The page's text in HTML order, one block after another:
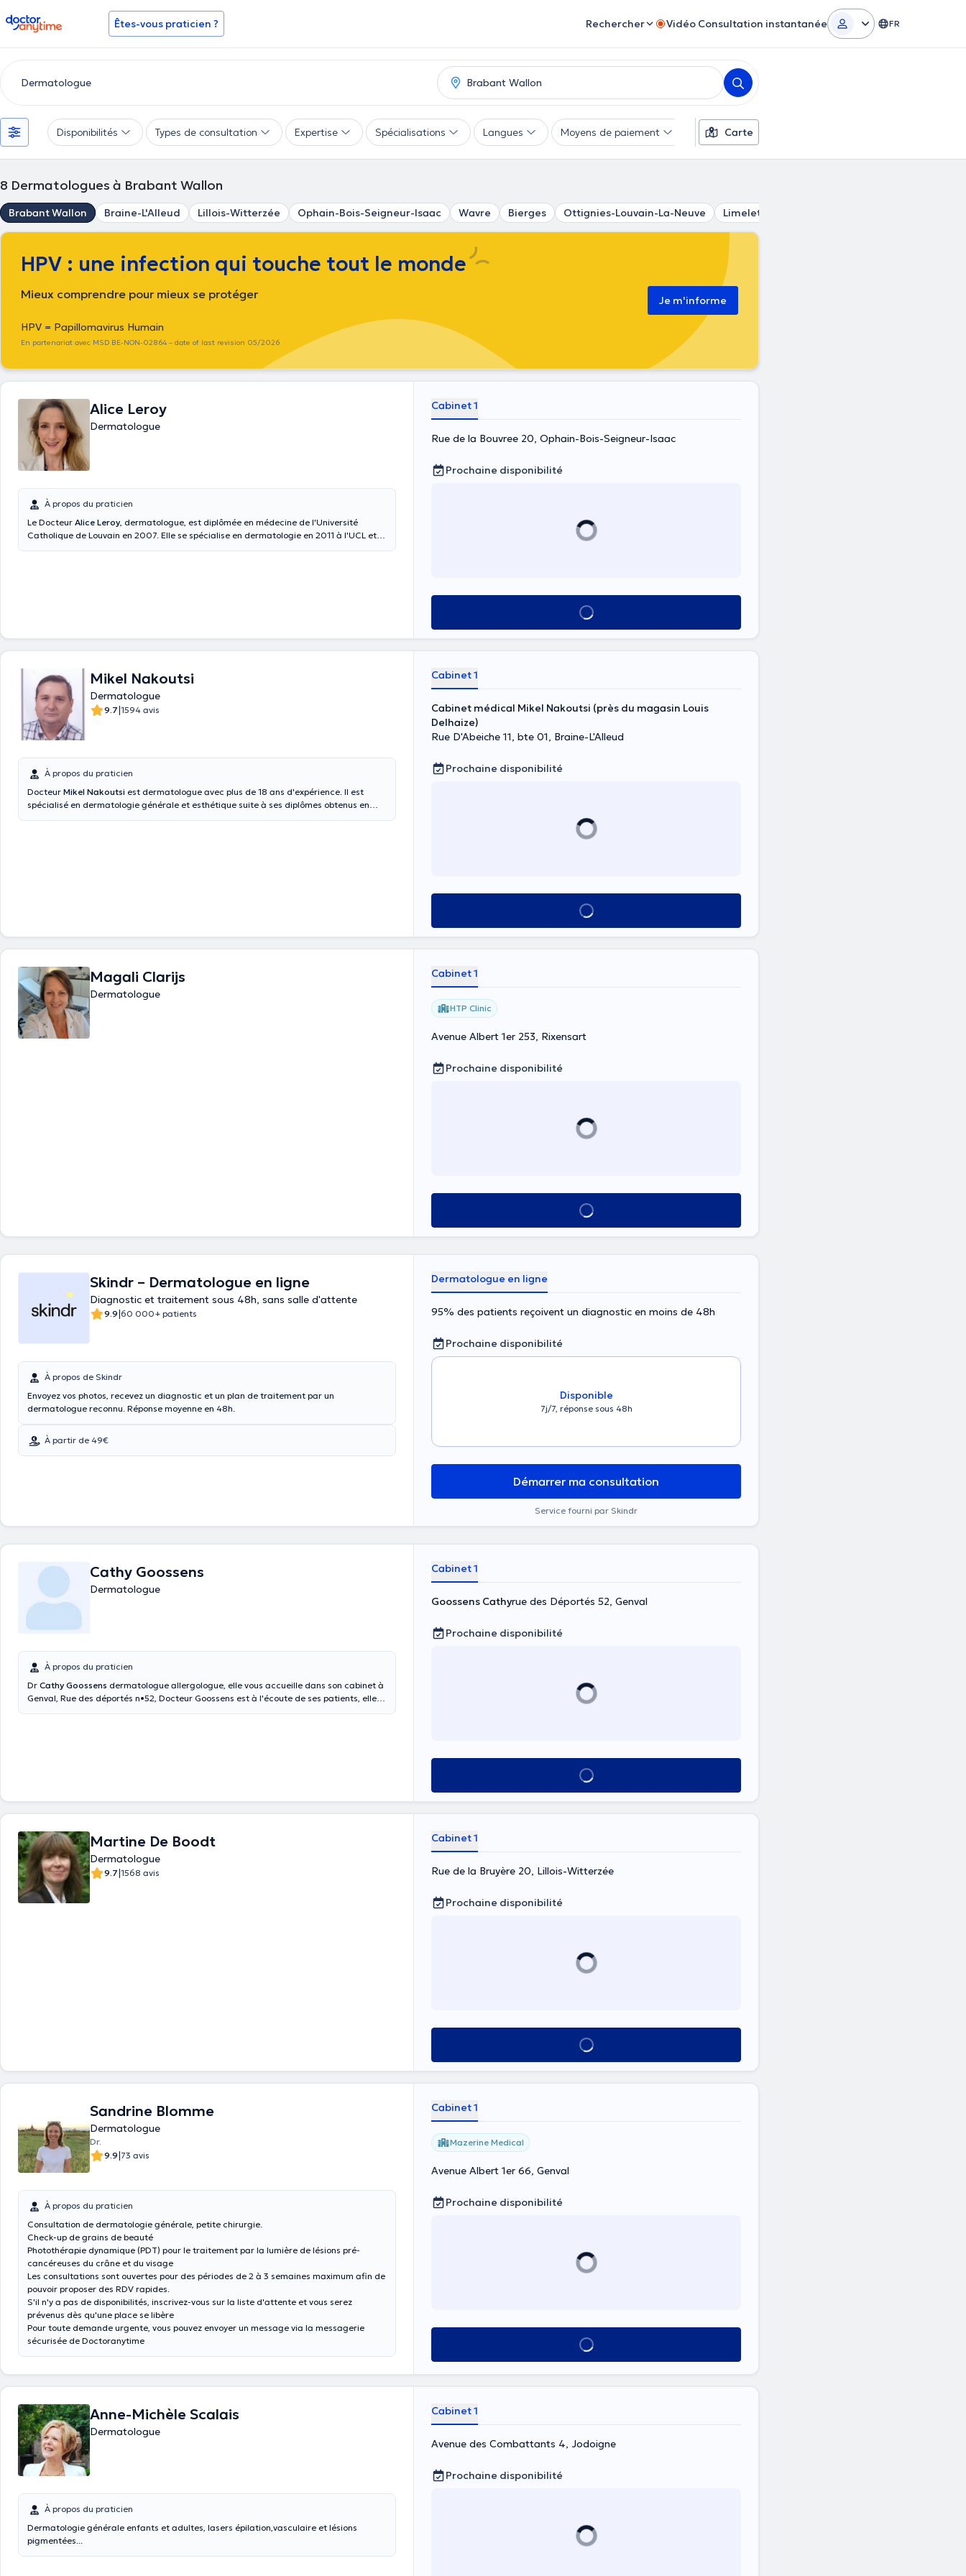
doctoranytime Êtes-vous praticien ? Rechercher Vidéo Consultation instantanée FR
Disponibilités Types de consultation Expertise Spécialisations Langues Moyens de paiement Filtres supplémentaires
Carte
8 Dermatologues à Brabant Wallon
Brabant Wallon Braine-L'Alleud Lillois-Witterzée Ophain-Bois-Seigneur-Isaac Wavre Bierges Ottignies-Louvain-La-Neuve Limelette
HPV : une infection qui touche tout le monde
Mieux comprendre pour mieux se protéger
HPV = Papillomavirus Humain
En partenariat avec MSD BE-NON-02864 – date of last revision 05/2026
Je m'informe
Alice Leroy
Dermatologue
À propos du praticien
Le Docteur Alice Leroy, dermatologue, est diplômée en médecine de l'Université
Catholique de Louvain en 2007. Elle se spécialise en dermatologie en 2011 à l'UCL et
Cabinet 1
Rue de la Bouvree 20, Ophain-Bois-Seigneur-Isaac
Prochaine disponibilité
Voir tout
Mikel Nakoutsi
Dermatologue
9.7|1594 avis
À propos du praticien
Docteur Mikel Nakoutsi est dermatologue avec plus de 18 ans d'expérience. Il est
spécialisé en dermatologie générale et esthétique suite à ses diplômes obtenus en
Cabinet 1
Cabinet médical Mikel Nakoutsi (près du magasin Louis
Delhaize)
Rue D'Abeiche 11, bte 01, Braine-L'Alleud
Prochaine disponibilité
Voir tout
Magali Clarijs
Dermatologue
Cabinet 1
HTP Clinic
Avenue Albert 1er 253, Rixensart
Prochaine disponibilité
Voir tout
Skindr – Dermatologue en ligne
Diagnostic et traitement sous 48h, sans salle d'attente
9.9|60 000+ patients
À propos de Skindr
Envoyez vos photos, recevez un diagnostic et un plan de traitement par un
dermatologue reconnu. Réponse moyenne en 48h.
À partir de 49€
Dermatologue en ligne
95% des patients reçoivent un diagnostic en moins de 48h
Prochaine disponibilité
Disponible
7j/7, réponse sous 48h
Démarrer ma consultation
Service fourni par Skindr
Cathy Goossens
Dermatologue
À propos du praticien
Dr Cathy Goossens dermatologue allergologue, elle vous accueille dans son cabinet à
Genval, Rue des déportés n•52, Docteur Goossens est à l'écoute de ses patients, elle
Cabinet 1
Goossens Cathyrue des Déportés 52, Genval
Prochaine disponibilité
Voir tout
Martine De Boodt
Dermatologue
9.7|1568 avis
Cabinet 1
Rue de la Bruyère 20, Lillois-Witterzée
Prochaine disponibilité
Voir tout
Sandrine Blomme
Dermatologue
Dr.
9.9|73 avis
À propos du praticien
Consultation de dermatologie générale, petite chirurgie.
Check-up de grains de beauté
Photothérapie dynamique (PDT) pour le traitement par la lumière de lésions pré-
cancéreuses du crâne et du visage
Les consultations sont ouvertes pour des périodes de 2 à 3 semaines maximum afin de
pouvoir proposer des RDV rapides.
S'il n'y a pas de disponibilités, inscrivez-vous sur la liste d'attente et vous serez
prévenus dès qu'une place se libère
Pour toute demande urgente, vous pouvez envoyer un message via la messagerie
sécurisée de Doctoranytime
Cabinet 1
Mazerine Medical
Avenue Albert 1er 66, Genval
Prochaine disponibilité
Voir tout
Anne-Michèle Scalais
Dermatologue
À propos du praticien
Dermatologie générale enfants et adultes, lasers épilation,vasculaire et lésions
pigmentées...
Cabinet 1
Avenue des Combattants 4, Jodoigne
Prochaine disponibilité